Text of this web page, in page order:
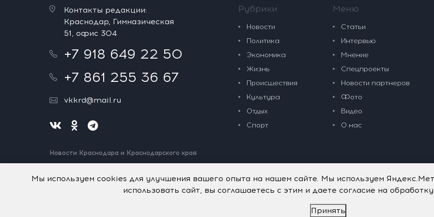
Контакты редакции:
Краснодар, Гимназическая
51, офис 304
+7 918 649 22 50
+7 861 255 36 67
vkkrd@mail.ru
Новости Краснодара и Краснодарского края
Нашли ошибку? Выделите и нажмите Ctrl+Enter.
Рубрики
Новости
Политика
Экономика
Жизнь
Происшествия
Культура
Отдых
Спорт
Меню
Статьи
Интервью
Мнение
Спецпроекты
Новости партнеров
Фото
Видео
О нас
Политика обработки персональных данных
Мы используем cookies для улучшения вашего опыта на нашем сайте. Мы используем
использовать сайт, вы соглашаетесь с этим и даете согласие на
Принять